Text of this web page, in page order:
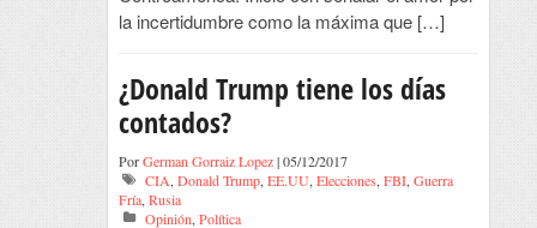
la incertidumbre como la máxima que […]
¿Donald Trump tiene los días
contados?
PorGerman Gorraiz Lopez| 05/12/2017
CIA,Donald Trump,EE.UU,Elecciones,FBI,Guerra
Fría,Rusia
Opinión,Política